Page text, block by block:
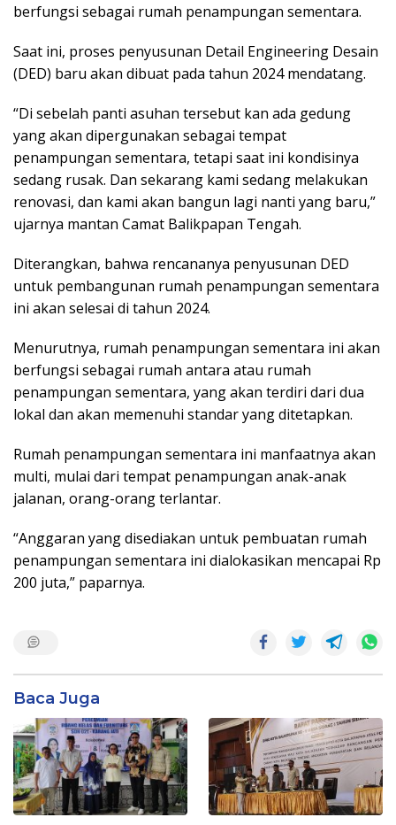
berfungsi sebagai rumah penampungan sementara.
Saat ini, proses penyusunan Detail Engineering Desain
(DED) baru akan dibuat pada tahun 2024 mendatang.
“Di sebelah panti asuhan tersebut kan ada gedung
yang akan dipergunakan sebagai tempat
penampungan sementara, tetapi saat ini kondisinya
sedang rusak. Dan sekarang kami sedang melakukan
renovasi, dan kami akan bangun lagi nanti yang baru,”
ujarnya mantan Camat Balikpapan Tengah.
Diterangkan, bahwa rencananya penyusunan DED
untuk pembangunan rumah penampungan sementara
ini akan selesai di tahun 2024.
Menurutnya, rumah penampungan sementara ini akan
berfungsi sebagai rumah antara atau rumah
penampungan sementara, yang akan terdiri dari dua
lokal dan akan memenuhi standar yang ditetapkan.
Rumah penampungan sementara ini manfaatnya akan
multi, mulai dari tempat penampungan anak-anak
jalanan, orang-orang terlantar.
“Anggaran yang disediakan untuk pembuatan rumah
penampungan sementara ini dialokasikan mencapai Rp
200 juta,” paparnya.
Baca Juga